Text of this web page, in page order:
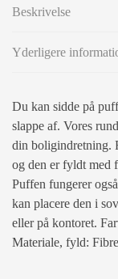
Beskrivelse
Yderligere
Du kan sidde på
slappe af. Vores
din boligindretning.
og den er fyldt med
Puffen fungerer
kan placere den i
eller på kontoret.
Materiale, fyld: